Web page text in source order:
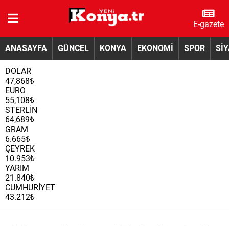
E-gazete
ANASAYFA GÜNCEL KONYA EKONOMİ SPOR
DOLAR
47,868₺
EURO
55,108₺
STERLİN
64,689₺
GRAM
6.665₺
ÇEYREK
10.953₺
YARIM
21.840₺
CUMHURİYET
43.212₺